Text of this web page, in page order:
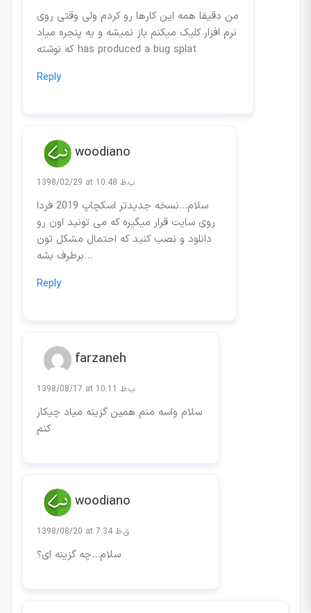
من دقیقا همه این کارها رو کردم ولی وقتی روی
نرم افزار کلیک میکنم باز نمیشه و یه پنجره میاد
که نوشته has produced a bug splat
Reply
woodiano
1398/02/29 at 10:48 ب.ظ
سلام…نسخه جدیدتر اسکچاپ 2019 فردا
روی سایت قرار میگیره که می تونید اون رو
دانلود و نصب کنید که احتمال مشکل تون
برطرف بشه…
Reply
farzaneh
1398/08/17 at 10:11 ب.ظ
سلام واسه منم همین گزینه میاد چیکار
کنم
woodiano
1398/08/20 at 7:34 ق.ظ
سلام…چه گزینه ای؟